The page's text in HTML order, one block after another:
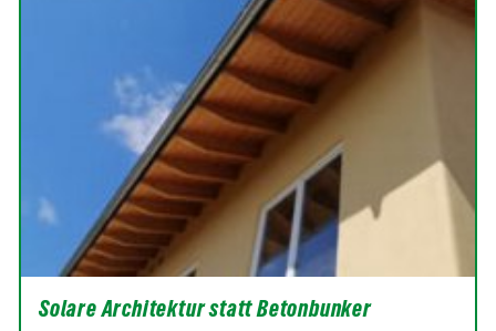
Solare Architektur statt Betonbunker